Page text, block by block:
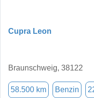
Cupra Leon
Braunschweig, 38122
58.500 km Benzin